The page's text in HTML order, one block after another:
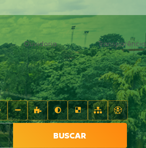
Ouvidoria Transparência
BUSCAR